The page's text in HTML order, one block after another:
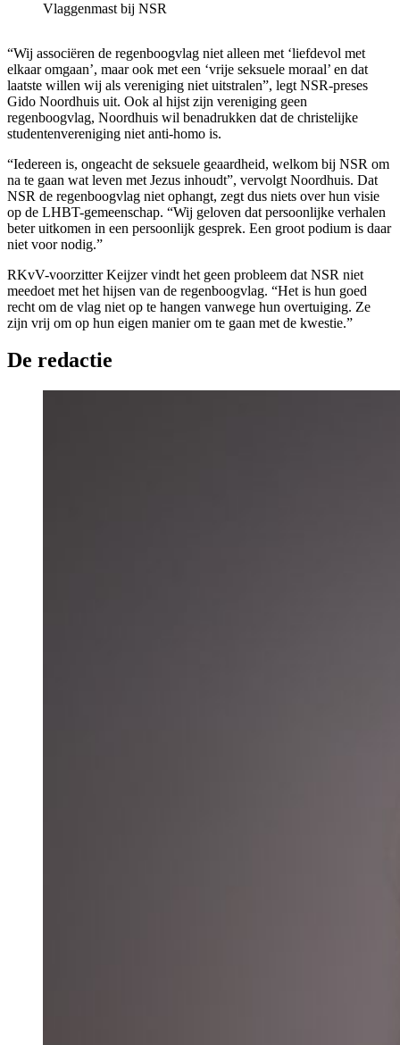
Vlaggenmast bij NSR
“Wij associëren de regenboogvlag niet alleen met ‘liefdevol met
elkaar omgaan’, maar ook met een ‘vrije seksuele moraal’ en dat
laatste willen wij als vereniging niet uitstralen”, legt NSR-preses
Gido Noordhuis uit. Ook al hijst zijn vereniging geen
regenboogvlag, Noordhuis wil benadrukken dat de christelijke
studentenvereniging niet anti-homo is.
“Iedereen is, ongeacht de seksuele geaardheid, welkom bij NSR om
na te gaan wat leven met Jezus inhoudt”, vervolgt Noordhuis. Dat
NSR de regenboogvlag niet ophangt, zegt dus niets over hun visie
op de LHBT-gemeenschap. “Wij geloven dat persoonlijke verhalen
beter uitkomen in een persoonlijk gesprek. Een groot podium is daar
niet voor nodig.”
RKvV-voorzitter Keijzer vindt het geen probleem dat NSR niet
meedoet met het hijsen van de regenboogvlag. “Het is hun goed
recht om de vlag niet op te hangen vanwege hun overtuiging. Ze
zijn vrij om op hun eigen manier om te gaan met de kwestie.”
De redactie